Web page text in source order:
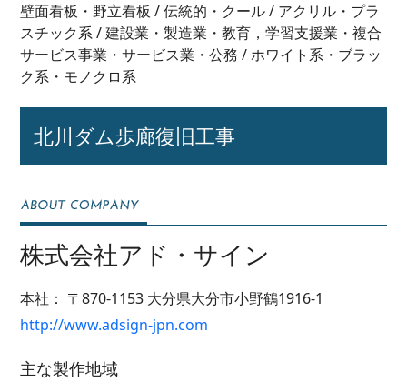
壁面看板・野立看板 /伝統的・クール/ アクリル・プラ
スチック系/建設業・製造業・教育，学習支援業・複合
サービス事業・サービス業・公務 /ホワイト系・ブラッ
ク系・モノクロ系
北川ダム歩廊復旧工事
株式会社アド・サイン
本社： 〒870-1153 大分県大分市小野鶴1916-1
http://www.adsign-jpn.com
主な製作地域